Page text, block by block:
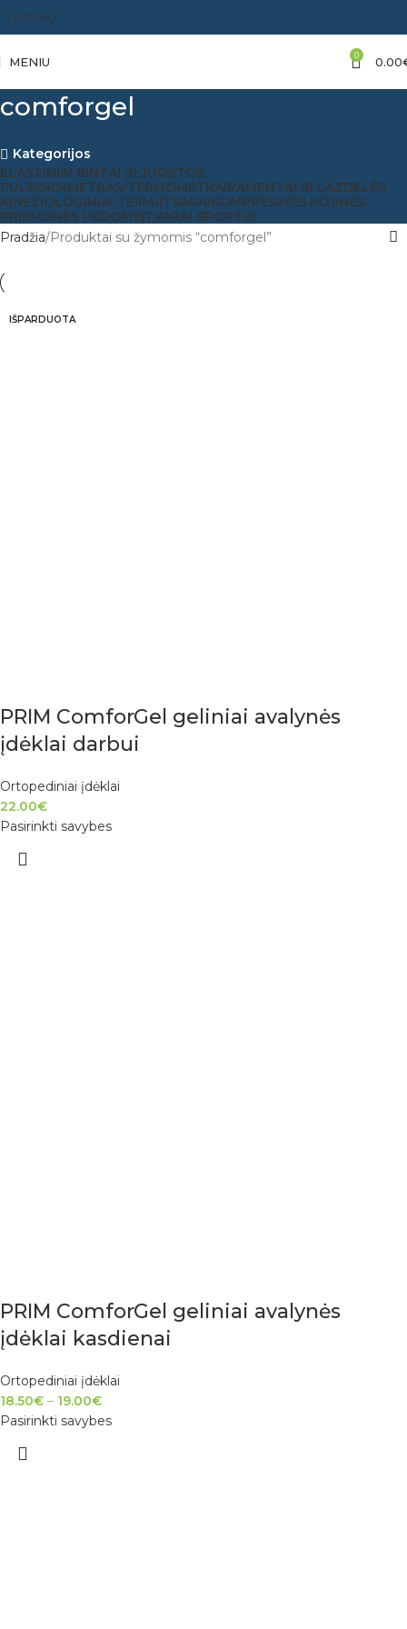
LIETUVIŲ
MENIU 0 0.00
comforgel
Kategorijos
ELASTINIAI BINTAI IR JUOSTOS
PULSOKSIMETRAS/TERMOMETRAIRAMENTAI IR LAZDELĖS
KINEZIOLOGINIAI TEIPAIĮTVARAIKOMPRESINĖS KOJINĖS
PRIEMONĖS PĖDOMSĮTVARAI SPORTUI
Pradžia Produktai su žymomis “comforgel”
IŠPARDUOTA
PRIM ComforGel geliniai avalynės
įdėklai darbui
Ortopediniai įdėklai
22.00€
Pasirinkti savybes
PRIM ComforGel geliniai avalynės
įdėklai kasdienai
Ortopediniai įdėklai
18.50€ – 19.00€
Pasirinkti savybes